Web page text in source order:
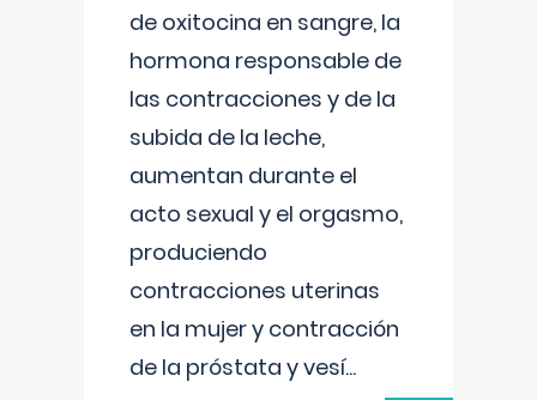
de oxitocina en sangre, la
hormona responsable de
las contracciones y de la
subida de la leche,
aumentan durante el
acto sexual y el orgasmo,
produciendo
contracciones uterinas
en la mujer y contracción
de la próstata y vesí...